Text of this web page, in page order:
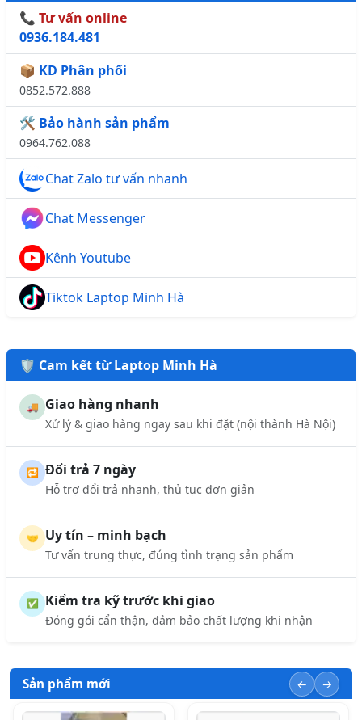
📞 Tư vấn online
0936.184.481
📦 KD Phân phối
0852.572.888
🛠️ Bảo hành sản phẩm
0964.762.088
Chat Zalo tư vấn nhanh
Chat Messenger
Kênh Youtube
Tiktok Laptop Minh Hà
🛡️ Cam kết từ Laptop Minh Hà
🚚 Giao hàng nhanh
Xử lý & giao hàng ngay sau khi đặt (nội thành Hà Nội)
🔁 Đổi trả 7 ngày
Hỗ trợ đổi trả nhanh, thủ tục đơn giản
🤝 Uy tín – minh bạch
Tư vấn trung thực, đúng tình trạng sản phẩm
✅ Kiểm tra kỹ trước khi giao
Đóng gói cẩn thận, đảm bảo chất lượng khi nhận
Sản phẩm mới